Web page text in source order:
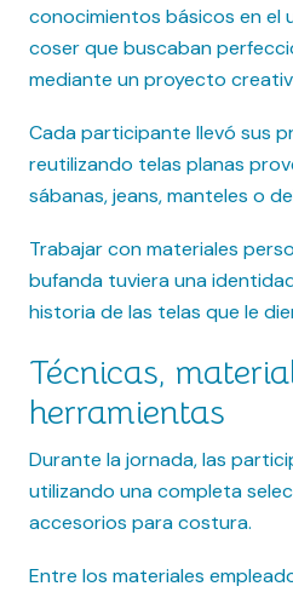
conocimientos básicos en el
coser que buscaban
mediante un proyecto
Cada participante llevó sus
reutilizando telas planas
sábanas, jeans, manteles o
Trabajar con materiales
bufanda tuviera una
historia de las telas que le
Técnicas,
herramientas
Durante la jornada, las
utilizando una completa
accesorios para costura.
Entre los materiales